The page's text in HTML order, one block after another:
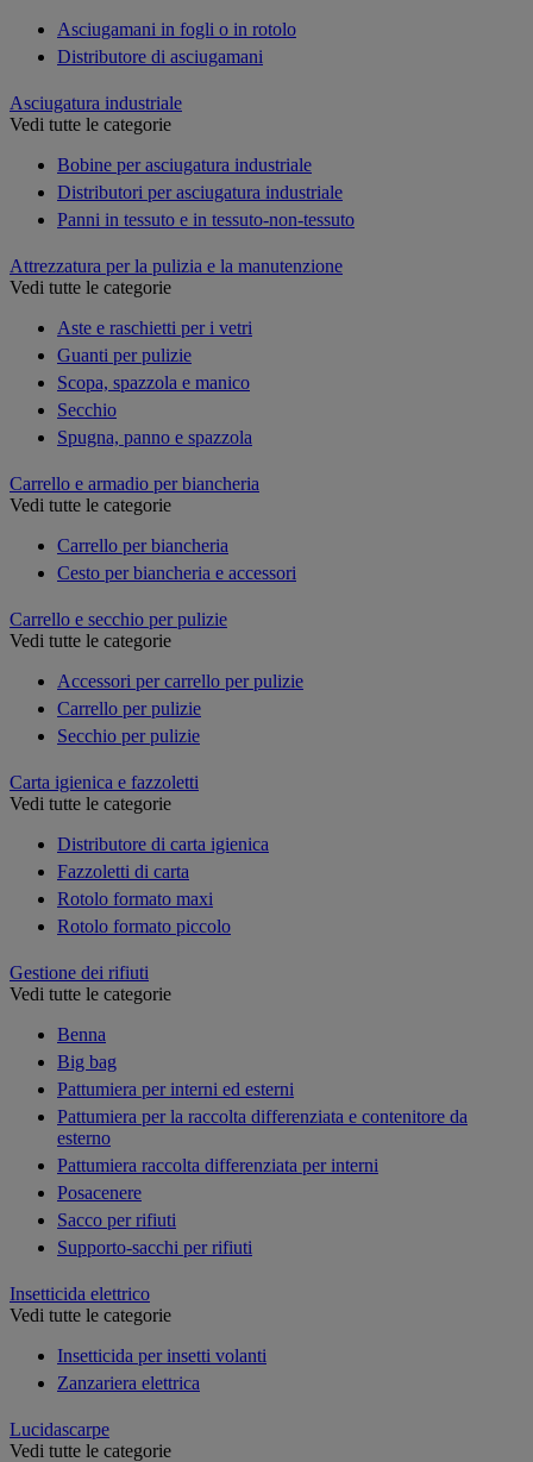
Asciugamani in fogli o in rotolo
Distributore di asciugamani
Asciugatura industriale
Vedi tutte le categorie
Bobine per asciugatura industriale
Distributori per asciugatura industriale
Panni in tessuto e in tessuto-non-tessuto
Attrezzatura per la pulizia e la manutenzione
Vedi tutte le categorie
Aste e raschietti per i vetri
Guanti per pulizie
Scopa, spazzola e manico
Secchio
Spugna, panno e spazzola
Carrello e armadio per biancheria
Vedi tutte le categorie
Carrello per biancheria
Cesto per biancheria e accessori
Carrello e secchio per pulizie
Vedi tutte le categorie
Accessori per carrello per pulizie
Carrello per pulizie
Secchio per pulizie
Carta igienica e fazzoletti
Vedi tutte le categorie
Distributore di carta igienica
Fazzoletti di carta
Rotolo formato maxi
Rotolo formato piccolo
Gestione dei rifiuti
Vedi tutte le categorie
Benna
Big bag
Pattumiera per interni ed esterni
Pattumiera per la raccolta differenziata e contenitore da
esterno
Pattumiera raccolta differenziata per interni
Posacenere
Sacco per rifiuti
Supporto-sacchi per rifiuti
Insetticida elettrico
Vedi tutte le categorie
Insetticida per insetti volanti
Zanzariera elettrica
Lucidascarpe
Vedi tutte le categorie